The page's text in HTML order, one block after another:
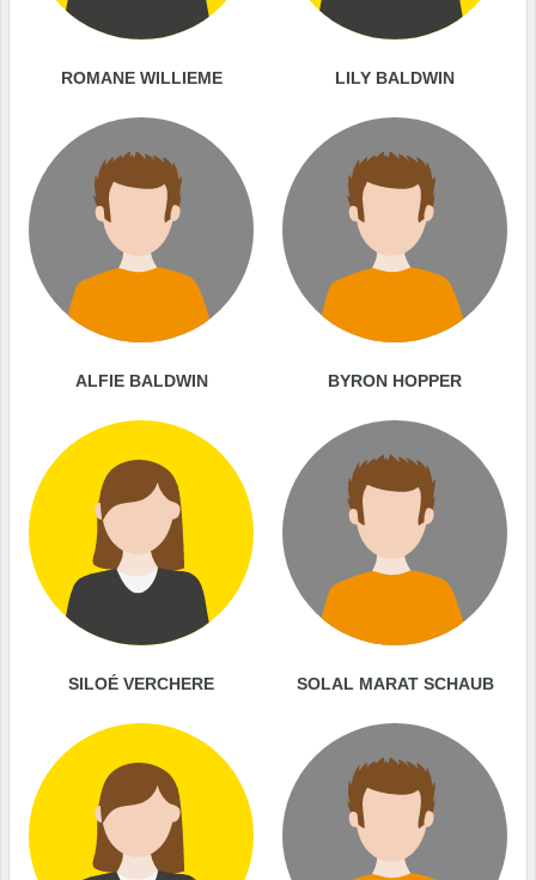
ROMANE WILLIEME LILY BALDWIN
ALFIE BALDWIN BYRON HOPPER
SILOÉ VERCHERE SOLAL MARAT SCHAUB